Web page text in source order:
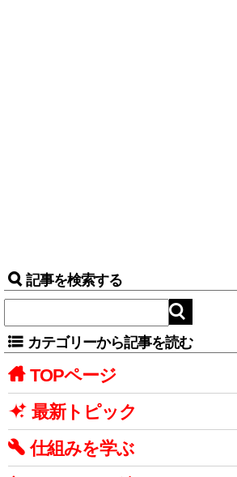
記事を検索する
カテゴリーから記事を読む
TOPページ
最新トピック
仕組みを学ぶ